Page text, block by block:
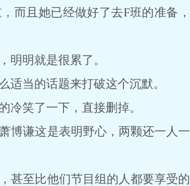
而且她已经做好了去F班的准备，
明明就是很累了。
适当的话题来打破这个沉默。
冷笑了一下，直接删掉。
博谦这是表明野心，两颗还一人一
甚至比他们节目组的人都要享受的